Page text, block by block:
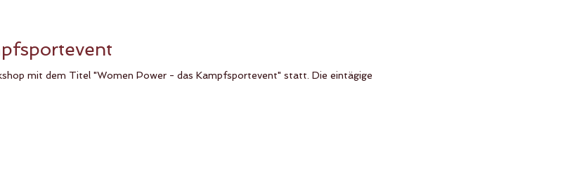
mit dem Titel "Women Power - das Kampfsportevent" statt. Die eintägige